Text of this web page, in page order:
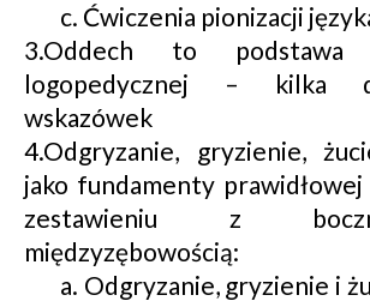
c. Ćwiczenia pionizacji
3.Oddech to
logopedycznej – kilka
wskazówek
4.Odgryzanie, gryzienie,
jako fundamenty
zestawieniu z
międzyzębowością:
a. Odgryzanie, gryzienie i